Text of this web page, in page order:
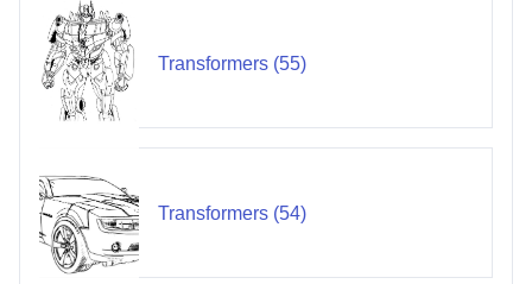
Transformers (55)
Transformers (54)